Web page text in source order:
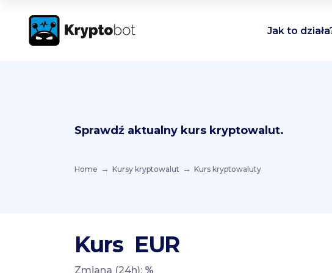
Jak to
Sprawdź aktualny kurs kryptowalut.
Home Kursy kryptowalut Kurs kryptowaluty
Kurs EUR
Zmiana (24h): %